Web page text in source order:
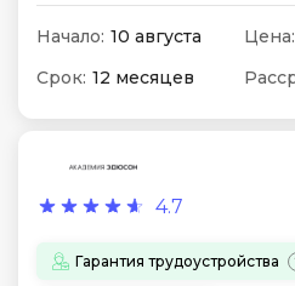
Начало: 10 августа Цена:
Срок: 12 месяцев
4.7
Гарантия трудоустройства